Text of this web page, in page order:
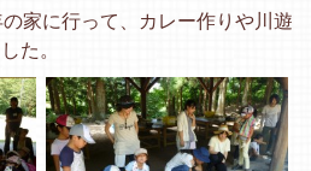
家に行って、カレー作りや川遊
た。